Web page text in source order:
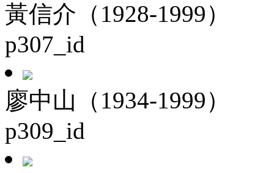
黃信介（1928-1999）
p307_id
廖中山（1934-1999）
p309_id